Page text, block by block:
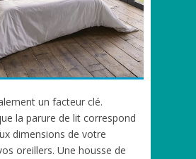
un facteur clé.
la parure de lit correspond
dimensions de votre
oreillers. Une housse de